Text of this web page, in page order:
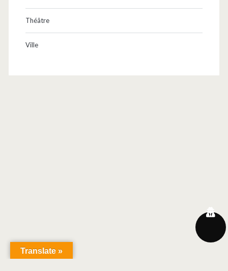
Théâtre
Ville
Translate »